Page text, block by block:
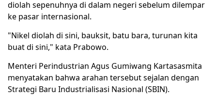
diolah sepenuhnya di dalam negeri sebelum dilempar
ke pasar internasional.
"Nikel diolah di sini, bauksit, batu bara, turunan kita
buat di sini," kata Prabowo.
Menteri Perindustrian Agus Gumiwang Kartasasmita
menyatakan bahwa arahan tersebut sejalan dengan
Strategi Baru Industrialisasi Nasional (SBIN).